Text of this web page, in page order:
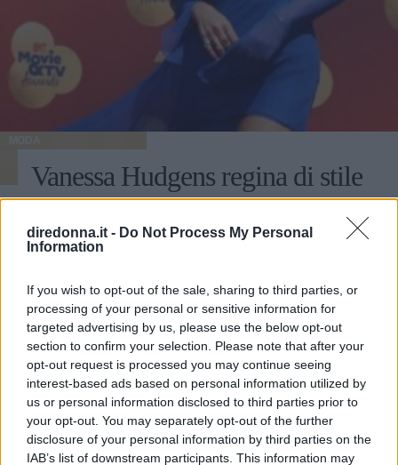
diredonna.it - Do Not Process My Personal
Information
If you wish to opt-out of the sale, sharing to third parties, or
processing of your personal or sensitive information for
targeted advertising by us, please use the below opt-out
section to confirm your selection. Please note that after your
opt-out request is processed you may continue seeing
interest-based ads based on personal information utilized by
us or personal information disclosed to third parties prior to
your opt-out. You may separately opt-out of the further
disclosure of your personal information by third parties on the
IAB’s list of downstream participants. This information may
MODA
Vanessa Hudgens regina di stile
suoi look
L'attrice ha presentato la prima volta dell'evento che
premia serie tv e film, lasciando tutti senza fiato prima con
il suo arrivo sul red carpet e poi con i vari cambi di abito
nel corso della serata.